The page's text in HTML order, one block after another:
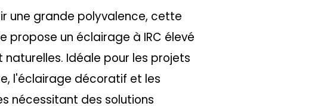
une grande polyvalence, cette
propose un éclairage à IRC élevé
naturelles. Idéale pour les projets
l'éclairage décoratif et les
nécessitant des solutions